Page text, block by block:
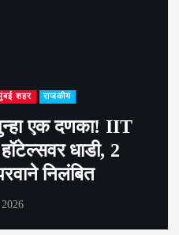
शहर राजकीय
एक दणका! IIT
धाडी, 2
निलंबित